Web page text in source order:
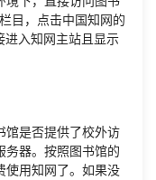
目，点击中国知网的
进入知网主站且显示
馆是否提供了校外访
务器。按照图书馆的
使用知网了。如果没